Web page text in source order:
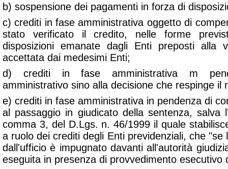
b) sospensione dei pagamenti in forza di
c) crediti in fase amministrativa oggetto di
stato verificato il credito, nelle forme
disposizioni emanate dagli Enti preposti alla
accettata dai medesimi Enti;
d) crediti in fase amministrativa m
amministrativo sino alla decisione che respinge il
e) crediti in fase amministrativa in pendenza di
al passaggio in giudicato della sentenza, salva
comma 3, del D.Lgs. n. 46/1999 il quale
a ruolo dei crediti degli Enti previdenziali, che "se
dall'ufficio è impugnato davanti all'autorità
eseguita in presenza di provvedimento esecutivo